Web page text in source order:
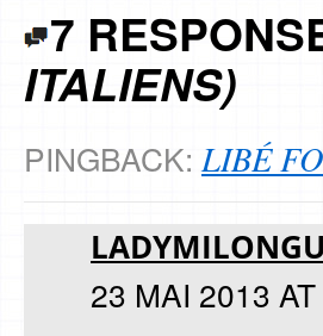
7
ITALIENS)
PINGBACK: LIBÉ
23 MAI 2013